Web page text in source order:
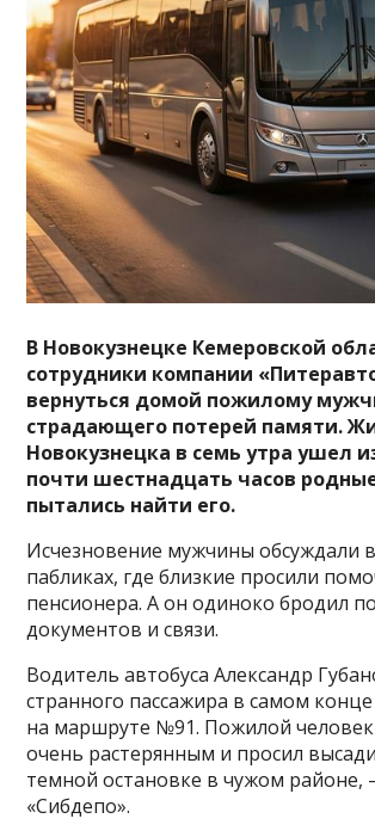
В Новокузнецке Кемеровской
сотрудники компании
вернуться домой пожилому
страдающего потерей памяти.
Новокузнецка в семь утра ушел
почти шестнадцать часов
пытались найти его.
Исчезновение мужчины обсуждали
пабликах, где близкие просили
пенсионера. А он одиноко бродил
документов и связи.
Водитель автобуса Александр
странного пассажира в самом
на маршруте №91. Пожилой человек
очень растерянным и просил
темной остановке в чужом
«Сибдепо».